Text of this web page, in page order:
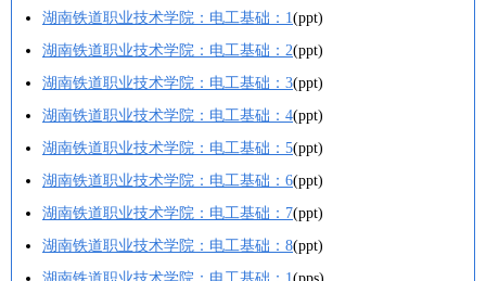
湖南铁道职业技术学院：电工基础：1(ppt)
湖南铁道职业技术学院：电工基础：2(ppt)
湖南铁道职业技术学院：电工基础：3(ppt)
湖南铁道职业技术学院：电工基础：4(ppt)
湖南铁道职业技术学院：电工基础：5(ppt)
湖南铁道职业技术学院：电工基础：6(ppt)
湖南铁道职业技术学院：电工基础：7(ppt)
湖南铁道职业技术学院：电工基础：8(ppt)